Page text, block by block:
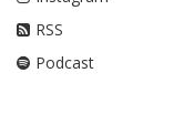
RSS
Podcast